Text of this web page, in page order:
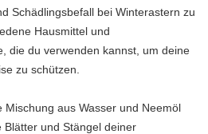
Schädlingsbefall bei Winterastern zu
Hausmittel und
die du verwenden kannst, um deine
zu schützen.
Mischung aus Wasser und Neemöl
Blätter und Stängel deiner